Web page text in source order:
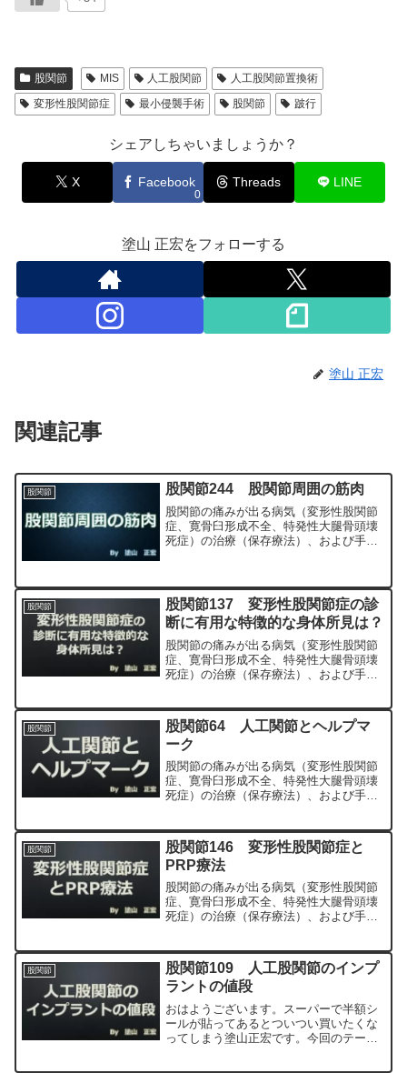
股関節 MIS 人工股関節
人工股関節置換術
変形性股関節症
最小侵襲手術 股関節 跛行
シェアしちゃいましょうか？
X Facebook
0
Threads LINE
塗山 正宏をフォローする
塗山 正宏
関連記事
股関節 股関節244 股関節周囲の筋肉
股関節の痛みが出る病気（変形性股関節
症、寛骨臼形成不全、特発性大腿骨頭壊
死症）の治療（保存療法）、および手術
科専門医（人工関節手術を専門）の塗山
正宏が色々と説明します。
股関節
股関節137 変形性股関節症の診
断に有用な特徴的な身体所見は？
股関節の痛みが出る病気（変形性股関節
症、寛骨臼形成不全、特発性大腿骨頭壊
死症）の治療（保存療法）、および手術
科専門医（人工関節手術を専門）の塗山
正宏が色々と説明します。
股関節
股関節64 人工関節とヘルプマ
ーク
股関節の痛みが出る病気（変形性股関節
症、寛骨臼形成不全、特発性大腿骨頭壊
死症）の治療（保存療法）、および手術
科専門医（人工関節手術を専門）の塗山
正宏が色々と説明します。
股関節
股関節146 変形性股関節症と
PRP療法
股関節の痛みが出る病気（変形性股関節
症、寛骨臼形成不全、特発性大腿骨頭壊
死症）の治療（保存療法）、および手術
科専門医（人工関節手術を専門）の塗山
正宏が色々と説明します。
股関節
股関節109 人工股関節のインプ
ラントの値段
おはようございます。スーパーで半額シ
ールが貼ってあるとついつい買いたくな
ってしまう塗山正宏です。今回のテーマ